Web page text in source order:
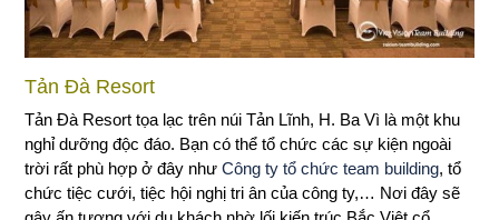
Tản Đà Resort
Tản Đà Resort tọa lạc trên núi Tản Lĩnh, H. Ba Vì là một khu
nghỉ dưỡng độc đáo. Bạn có thể tổ chức các sự kiện ngoài
trời rất phù hợp ở đây như Công ty tổ chức team building, tổ
chức tiệc cưới, tiệc hội nghị tri ân của công ty,… Nơi đây sẽ